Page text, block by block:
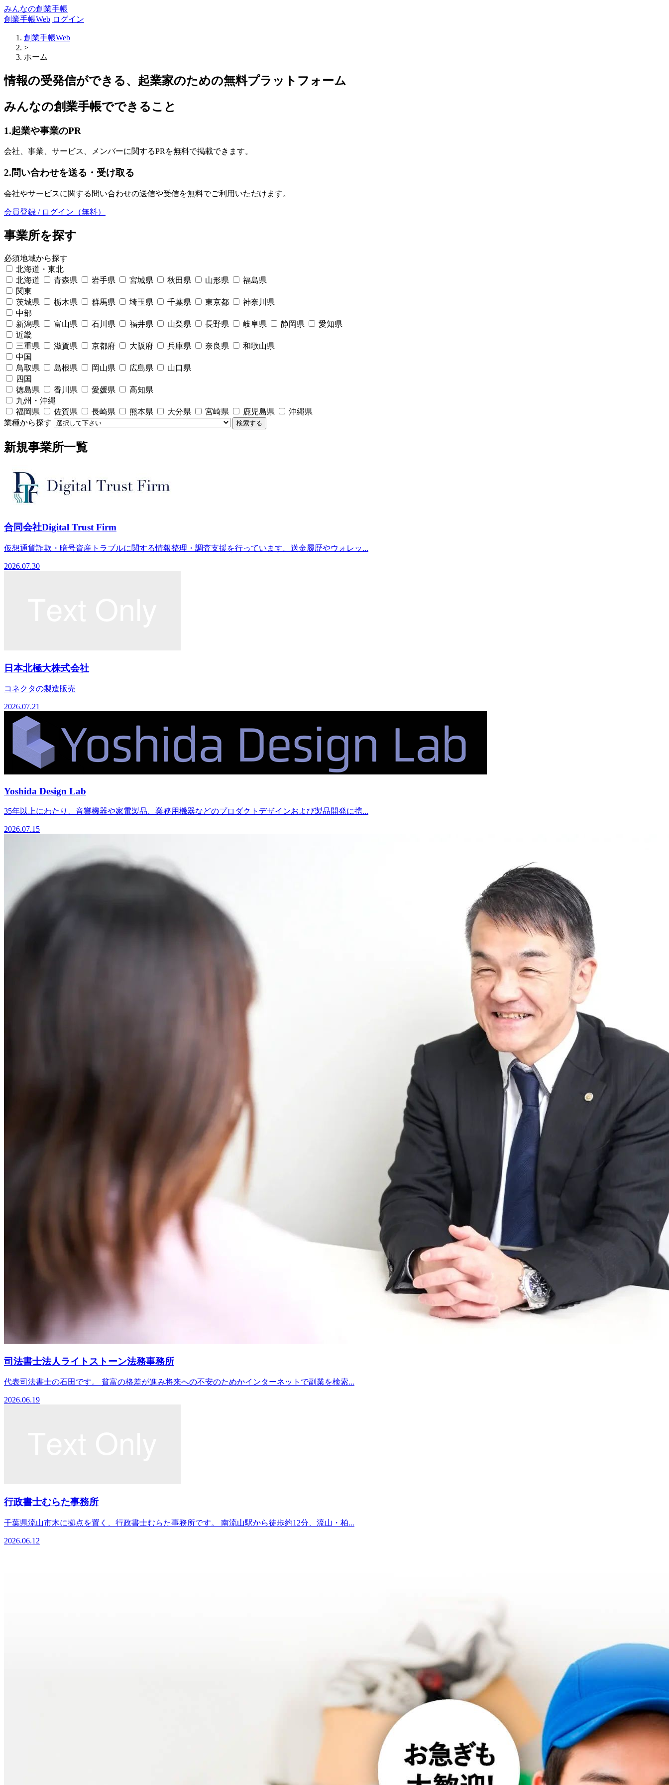
みんなの創業手帳
創業手帳Web ログイン
創業手帳Web
>
ホーム
情報の受発信ができる、起業家のための無料プラットフォーム
みんなの創業手帳でできること
1.起業や事業のPR
会社、事業、サービス、メンバーに関するPRを無料で掲載できます。
2.問い合わせを送る・受け取る
会社やサービスに関する問い合わせの送信や受信を無料でご利用いただけます。
会員登録 / ログイン（無料）
事業所を探す
必須地域から探す
北海道・東北
北海道
青森県 岩手県 宮城県 秋田県 山形県
福島県
関東
茨城県
栃木県 群馬県 埼玉県 千葉県 東京都
神奈川県
中部
新潟県
富山県 石川県 福井県 山梨県 長野県 岐阜県 静岡県
愛知県
近畿
三重県
滋賀県 京都府 大阪府 兵庫県 奈良県
和歌山県
中国
鳥取県
島根県 岡山県 広島県
山口県
四国
徳島県
香川県 愛媛県
高知県
九州・沖縄
福岡県
佐賀県 長崎県 熊本県 大分県 宮崎県 鹿児島県
沖縄県
業種から探す
検索する
新規事業所一覧
合同会社Digital Trust Firm
仮想通貨詐欺・暗号資産トラブルに関する情報整理・調査支援を行っています。送金履歴やウォレッ...
2026.07.30
日本北極大株式会社
コネクタの製造販売
2026.07.21
Yoshida Design Lab
35年以上にわたり、音響機器や家電製品、業務用機器などのプロダクトデザインおよび製品開発に携...
2026.07.15
司法書士法人ライトストーン法務事務所
代表司法書士の石田です。 貧富の格差が進み将来への不安のためかインターネットで副業を検索...
2026.06.19
行政書士むらた事務所
千葉県流山市木に拠点を置く、行政書士むらた事務所です。 南流山駅から徒歩約12分、流山・柏...
2026.06.12